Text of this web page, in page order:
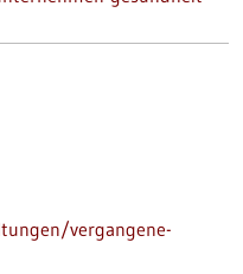
vergangene-